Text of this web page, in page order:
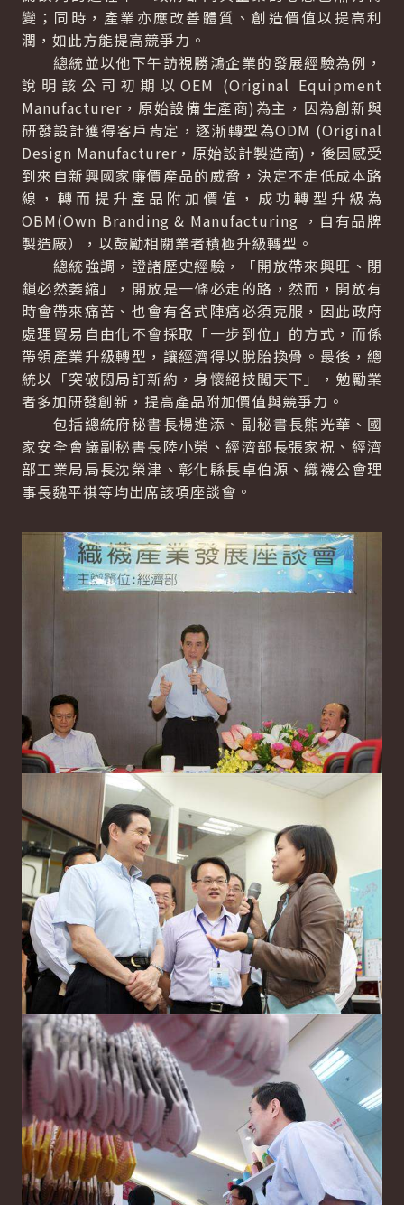
變；同時，產業亦應改善體質、創造價值以提高利
潤，如此方能提高競爭力。
總統並以他下午訪視勝鴻企業的發展經驗為例，
說明該公司初期以OEM (Original Equipment
Manufacturer，原始設備生產商)為主，因為創新與
研發設計獲得客戶肯定，逐漸轉型為ODM (Original
Design Manufacturer，原始設計製造商)，後因感受
到來自新興國家廉價產品的威脅，決定不走低成本路
線，轉而提升產品附加價值，成功轉型升級為
OBM(Own Branding & Manufacturing ，自有品牌
製造廠），以鼓勵相關業者積極升級轉型。
總統強調，證諸歷史經驗，「開放帶來興旺、閉
鎖必然萎縮」，開放是一條必走的路，然而，開放有
時會帶來痛苦、也會有各式陣痛必須克服，因此政府
處理貿易自由化不會採取「一步到位」的方式，而係
帶領產業升級轉型，讓經濟得以脫胎換骨。最後，總
統以「突破悶局訂新約，身懷絕技闖天下」，勉勵業
者多加研發創新，提高產品附加價值與競爭力。
包括總統府秘書長楊進添、副秘書長熊光華、國
家安全會議副秘書長陸小榮、經濟部長張家祝、經濟
部工業局局長沈榮津、彰化縣長卓伯源、織襪公會理
事長魏平祺等均出席該項座談會。